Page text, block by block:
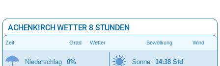
ACHENKIRCH WETTER 8 STUNDEN
Zeit Grad Wetter Bewölkung Wind
Niederschlag 0% Sonne 14:38 Std